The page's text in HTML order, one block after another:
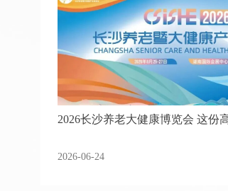
2026长沙养老大健康博览会 这份
2026-06-24